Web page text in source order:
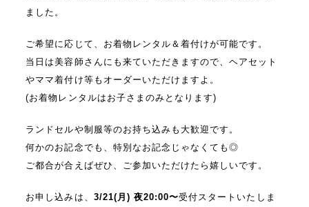
ました。
ご希望に応じて、お着物レンタル＆着付けが可能です。
当日は美容師さんにも来ていただきますので、ヘアセット
やママ着付け等もオーダーいただけますよ。
(お着物レンタルはお子さまのみとなります)
ランドセルや制服等のお持ち込みも大歓迎です。
何かのお記念でも、特別なお記念じゃなくても◎
ご都合が合えばぜひ、ご参加いただけたら嬉しいです。
お申し込みは、 3/21(月) 夜20:00〜受付スタートいたしま